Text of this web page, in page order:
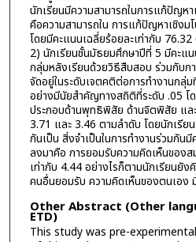
นักเรียนมีความสามารถในการแก้ปัญห
คือความสามารถใน การแก้ปัญหาเชิง
โดยมีคะแนนเฉลี่ยร้อยละเท่ากับ
2) นักเรียนชั้นมัธยมศึกษาปีที่ 5 มีคะแ
กลุ่มหลังเรียนด้วยวิธีสืบสอบ ร่วมกับก
จัดอยู่ในระดับเจตคติต่อการทำงานกลุ่
อย่างมีนัยสำคัญทางสถิติที่ระดับ .05 โ
ประกอบด้านพุทธิพิสัย ด้านจิตพิสัย แล
3.71 และ 3.46 ตามลำดับ โดยนักเรีย
กันเป็น สิ่งจำเป็นในการทำงานร่วมกัน
ลงมาคือ การยอมรับความคิดเห็นของ
เท่ากับ 4.44 อย่างไรก็ตามนักเรียนยัง
คนอื่นยอมรับ ความคิดเห็นของตนเอง
Other Abstract (Other
ETD)
This study was pre-